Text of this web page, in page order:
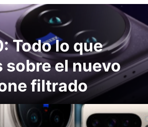
Todo lo que
sobre el nuevo
filtrado